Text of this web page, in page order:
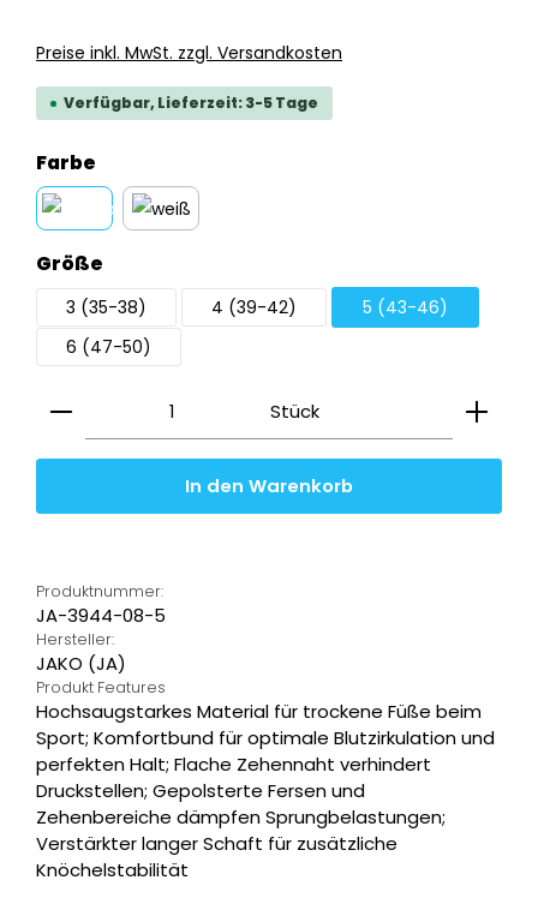
Preise inkl. MwSt. zzgl. Versandkosten
Verfügbar, Lieferzeit: 3-5 Tage
Farbe
Größe
3 (35-38) 4 (39-42)
5 (43-46)
6 (47-50)
Produkt Anzahl: Gib den gewünschten Wert
Stück
In den Warenkorb
Produktnummer:
JA-3944-08-5
Hersteller:
JAKO (JA)
Produkt Features
Hochsaugstarkes Material für trockene Füße beim
Sport; Komfortbund für optimale Blutzirkulation und
perfekten Halt; Flache Zehennaht verhindert
Druckstellen; Gepolsterte Fersen und
Zehenbereiche dämpfen Sprungbelastungen;
Verstärkter langer Schaft für zusätzliche
Knöchelstabilität